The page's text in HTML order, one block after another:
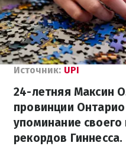
Источник: UPI
24-летняя Максин
провинции
упоминание своего
рекордов